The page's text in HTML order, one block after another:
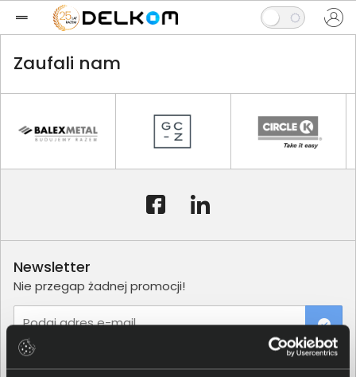
Zaufali nam
Newsletter
Nie przegap żadnej promocji!
Podaj adres e-mail